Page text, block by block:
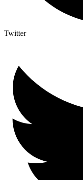
Twitter